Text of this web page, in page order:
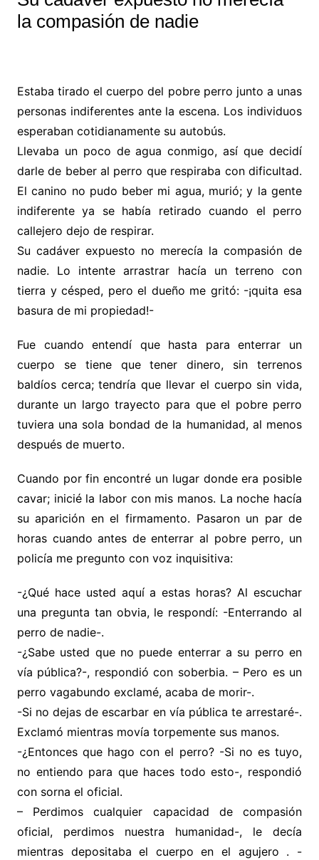
la compasión de nadie
Estaba tirado el cuerpo del pobre perro junto a unas
personas indiferentes ante la escena. Los individuos
esperaban cotidianamente su autobús.
Llevaba un poco de agua conmigo, así que decidí
darle de beber al perro que respiraba con dificultad.
El canino no pudo beber mi agua, murió; y la gente
indiferente ya se había retirado cuando el perro
callejero dejo de respirar.
Su cadáver expuesto no merecía la compasión de
nadie. Lo intente arrastrar hacía un terreno con
tierra y césped, pero el dueño me gritó: -¡quita esa
basura de mi propiedad!-
Fue cuando entendí que hasta para enterrar un
cuerpo se tiene que tener dinero, sin terrenos
baldíos cerca; tendría que llevar el cuerpo sin vida,
durante un largo trayecto para que el pobre perro
tuviera una sola bondad de la humanidad, al menos
después de muerto.
Cuando por fin encontré un lugar donde era posible
cavar; inicié la labor con mis manos. La noche hacía
su aparición en el firmamento. Pasaron un par de
horas cuando antes de enterrar al pobre perro, un
policía me pregunto con voz inquisitiva:
-¿Qué hace usted aquí a estas horas? Al escuchar
una pregunta tan obvia, le respondí: -Enterrando al
perro de nadie-.
-¿Sabe usted que no puede enterrar a su perro en
vía pública?-, respondió con soberbia. – Pero es un
perro vagabundo exclamé, acaba de morir-.
-Si no dejas de escarbar en vía pública te arrestaré-.
Exclamó mientras movía torpemente sus manos.
-¿Entonces que hago con el perro? -Si no es tuyo,
no entiendo para que haces todo esto-, respondió
con sorna el oficial.
– Perdimos cualquier capacidad de compasión
oficial, perdimos nuestra humanidad-, le decía
mientras depositaba el cuerpo en el agujero . -